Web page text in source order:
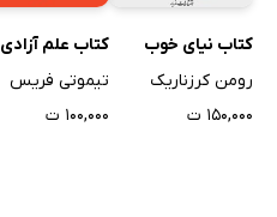
کتاب نیای خوب
رومن کرزناریک
۱۵۰,۰۰۰ ت
کتاب علم آزادی
تیموتی فریس
۱۰۰,۰۰۰ ت